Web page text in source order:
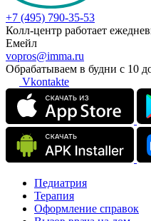
+7 (495) 790-35-53
Колл-центр работает
Емейл
vopros@imma.ru
Обрабатываем в будни с 10
Vkontakte
Педиатрия
Терапия
Оформление справок